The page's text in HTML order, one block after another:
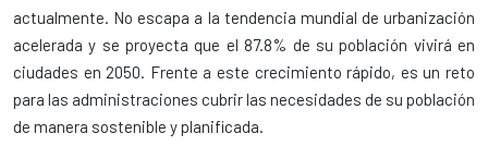
actualmente. No escapa a la tendencia mundial de urbanización
acelerada y se proyecta que el 87.8% de su población vivirá en
ciudades en 2050. Frente a este crecimiento rápido, es un reto
para las administraciones cubrir las necesidades de su población
de manera sostenible y planificada.